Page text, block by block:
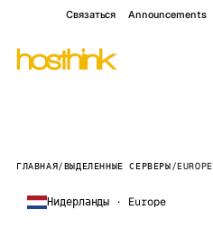
Связаться Announcements
ГЛАВНАЯ/ВЫДЕЛЕННЫЕ СЕРВЕРЫ/EUROPE
Нидерланды · Europe